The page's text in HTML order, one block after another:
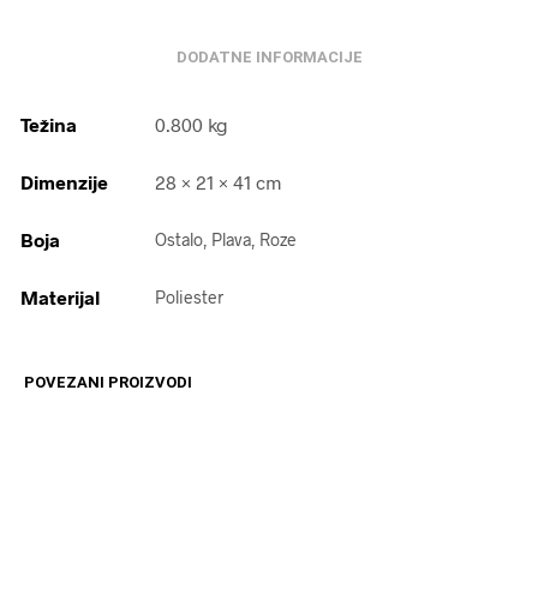
DODATNE INFORMACIJE
Težina 0.800 kg
Dimenzije 28 × 21 × 41 cm
Boja Ostalo, Plava, Roze
Materijal Poliester
POVEZANI PROIZVODI